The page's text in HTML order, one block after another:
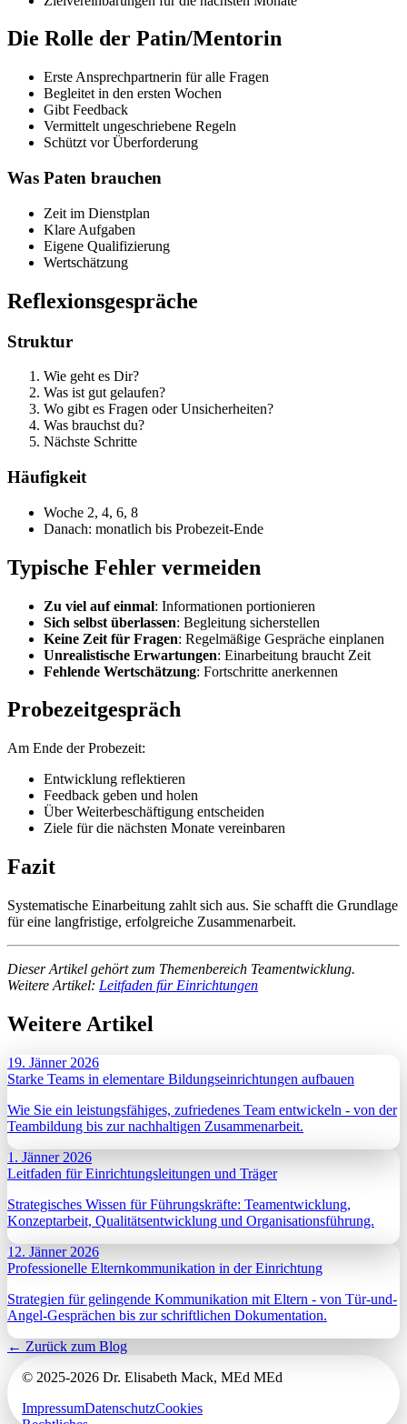
Die Rolle der Patin/Mentorin
Erste Ansprechpartnerin für alle Fragen
Begleitet in den ersten Wochen
Gibt Feedback
Vermittelt ungeschriebene Regeln
Schützt vor Überforderung
Was Paten brauchen
Zeit im Dienstplan
Klare Aufgaben
Eigene Qualifizierung
Wertschätzung
Reflexionsgespräche
Struktur
Wie geht es Dir?
Was ist gut gelaufen?
Wo gibt es Fragen oder Unsicherheiten?
Was brauchst du?
Nächste Schritte
Häufigkeit
Woche 2, 4, 6, 8
Danach: monatlich bis Probezeit-Ende
Typische Fehler vermeiden
Zu viel auf einmal: Informationen portionieren
Sich selbst überlassen: Begleitung sicherstellen
Keine Zeit für Fragen: Regelmäßige Gespräche einplanen
Unrealistische Erwartungen: Einarbeitung braucht Zeit
Fehlende Wertschätzung: Fortschritte anerkennen
Probezeitgespräch
Am Ende der Probezeit:
Entwicklung reflektieren
Feedback geben und holen
Über Weiterbeschäftigung entscheiden
Ziele für die nächsten Monate vereinbaren
Fazit
Systematische Einarbeitung zahlt sich aus. Sie schafft die Grundlage
für eine langfristige, erfolgreiche Zusammenarbeit.
Dieser Artikel gehört zum Themenbereich Teamentwicklung.
Weitere Artikel: Leitfaden für Einrichtungen
Weitere Artikel
19. Jänner 2026
Starke Teams in elementare Bildungseinrichtungen aufbauen
Wie Sie ein leistungsfähiges, zufriedenes Team entwickeln - von der
Teambildung bis zur nachhaltigen Zusammenarbeit.
1. Jänner 2026
Leitfaden für Einrichtungsleitungen und Träger
Strategisches Wissen für Führungskräfte: Teamentwicklung,
Konzeptarbeit, Qualitätsentwicklung und Organisationsführung.
12. Jänner 2026
Professionelle Elternkommunikation in der Einrichtung
Strategien für gelingende Kommunikation mit Eltern - von Tür-und-
Angel-Gesprächen bis zur schriftlichen Dokumentation.
← Zurück zum Blog
© 2025-2026 Dr. Elisabeth Mack, MEd MEd
ImpressumDatenschutzCookies